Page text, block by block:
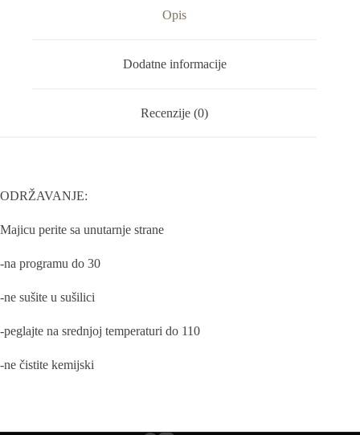
Opis
Dodatne informacije
Recenzije (0)
ODRŽAVANJE:
Majicu perite sa unutarnje strane
-na programu do 30
-ne sušite u sušilici
-peglajte na srednjoj temperaturi do 110
-ne čistite kemijski